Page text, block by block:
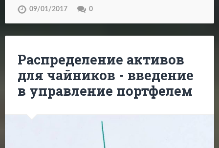
09/01/2017 0
Распределение активов
для чайников - введение
в управление портфелем